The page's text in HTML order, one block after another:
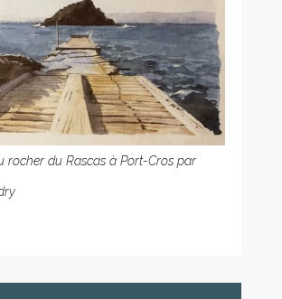
rocher du Rascas à Port-Cros par